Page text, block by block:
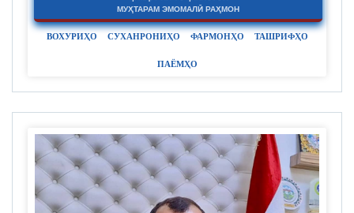
МУҲТАРАМ ЭМОМАЛӢ РАҲМОН
ВОХУРИҲО СУХАНРОНИҲО ФАРМОНҲО ТАШРИФҲО
ПАЁМҲО